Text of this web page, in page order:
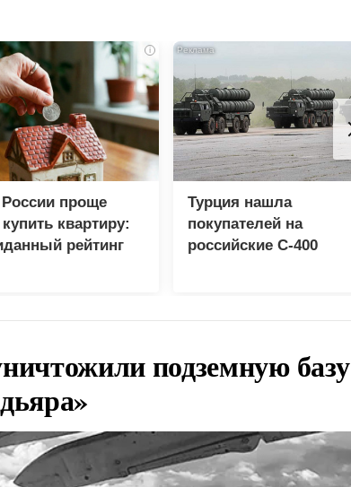
i
проще
купить квартиру:
рейтинг
Турция нашла
покупателей на
российские C-400
подземную базу